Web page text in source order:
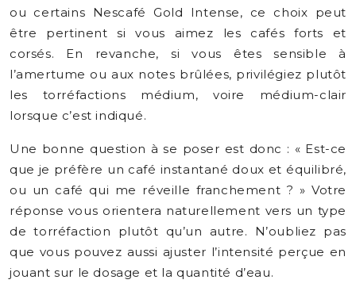
ou certains Nescafé Gold Intense, ce choix peut
être pertinent si vous aimez les cafés forts et
corsés. En revanche, si vous êtes sensible à
l’amertume ou aux notes brûlées, privilégiez plutôt
les torréfactions médium, voire médium-clair
lorsque c’est indiqué.
Une bonne question à se poser est donc : « Est-ce
que je préfère un café instantané doux et équilibré,
ou un café qui me réveille franchement ? » Votre
réponse vous orientera naturellement vers un type
de torréfaction plutôt qu’un autre. N’oubliez pas
que vous pouvez aussi ajuster l’intensité perçue en
jouant sur le dosage et la quantité d’eau.